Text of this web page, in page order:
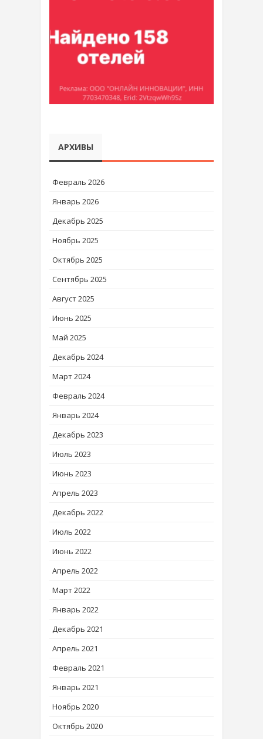
АРХИВЫ
Февраль 2026
Январь 2026
Декабрь 2025
Ноябрь 2025
Октябрь 2025
Сентябрь 2025
Август 2025
Июнь 2025
Май 2025
Декабрь 2024
Март 2024
Февраль 2024
Январь 2024
Декабрь 2023
Июль 2023
Июнь 2023
Апрель 2023
Декабрь 2022
Июль 2022
Июнь 2022
Апрель 2022
Март 2022
Январь 2022
Декабрь 2021
Апрель 2021
Февраль 2021
Январь 2021
Ноябрь 2020
Октябрь 2020